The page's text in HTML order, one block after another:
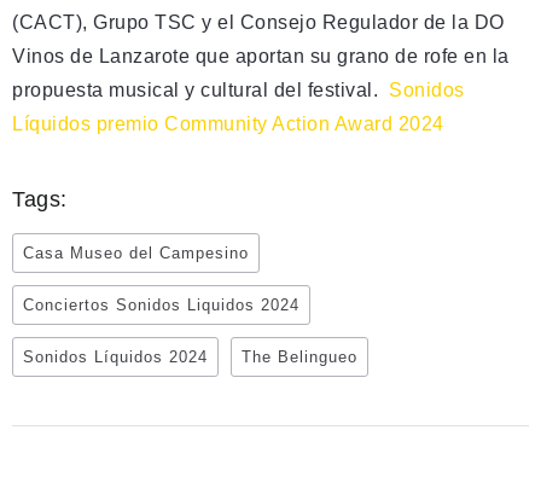
(CACT), Grupo TSC y el Consejo Regulador de la DO
Vinos de Lanzarote que aportan su grano de rofe en la
propuesta musical y cultural del festival. Sonidos
Líquidos premio Community Action Award 2024
Tags:
Casa Museo del Campesino
Conciertos Sonidos Liquidos 2024
Sonidos Líquidos 2024 The Belingueo